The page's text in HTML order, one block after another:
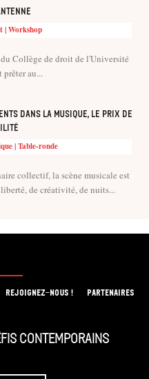
| Workshop
Collège de droit de l'Université
prêter au...
dans la musique, le prix de
| Table-ronde
collectif, la scène musicale est
de créativité, de nuits...
REJOIGNEZ-NOUS ! PARTENAIRES
contemporains